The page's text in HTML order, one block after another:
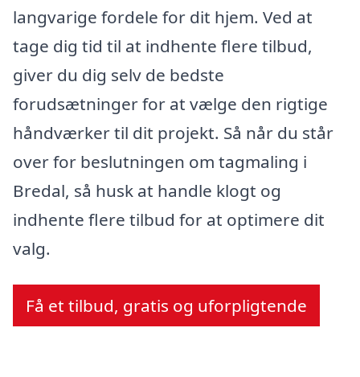
langvarige fordele for dit hjem. Ved at
tage dig tid til at indhente flere tilbud,
giver du dig selv de bedste
forudsætninger for at vælge den rigtige
håndværker til dit projekt. Så når du står
over for beslutningen om tagmaling i
Bredal, så husk at handle klogt og
indhente flere tilbud for at optimere dit
valg.
Få et tilbud, gratis og uforpligtende